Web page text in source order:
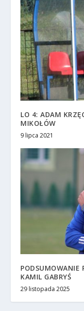
LO 4: ADAM
MIKOŁÓW
9 lipca 2021
PODSUMOWANIE
KAMIL GABRYŚ
29 listopada 2025